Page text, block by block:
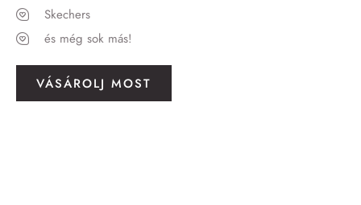
Skechers
és még sok más!
VÁSÁROLJ MOST